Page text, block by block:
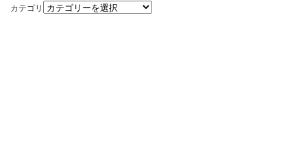
カテゴリ